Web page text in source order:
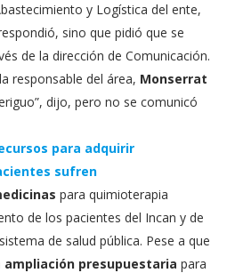
y Logística del ente,
sino que pidió que se
de la dirección de Comunicación.
responsable del área, Monserrat
dijo, pero no se comunicó
para adquirir
sufren
para quimioterapia
de los pacientes del Incan y de
de salud pública. Pese a que
ampliación presupuestaria para